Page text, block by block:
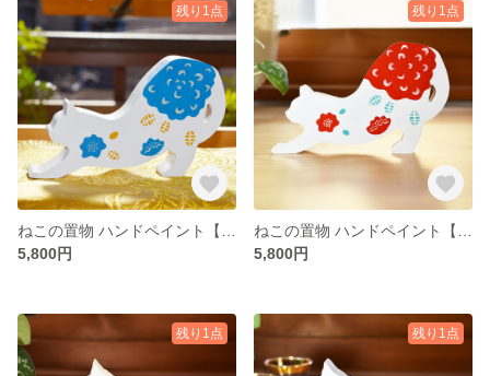
残り1点
5,800円
残り1点
5,800円
残り1点 残り1点